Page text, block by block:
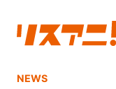
NEWS